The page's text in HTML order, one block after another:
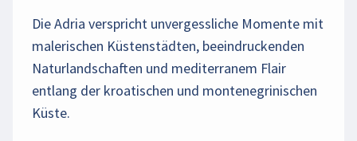
Die Adria verspricht unvergessliche Momente mit
malerischen Küstenstädten, beeindruckenden
Naturlandschaften und mediterranem Flair
entlang der kroatischen und montenegrinischen
Küste.